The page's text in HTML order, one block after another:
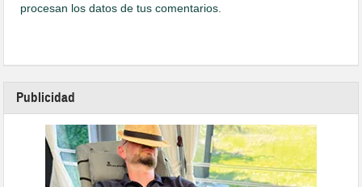
procesan los datos de tus comentarios
Publicidad